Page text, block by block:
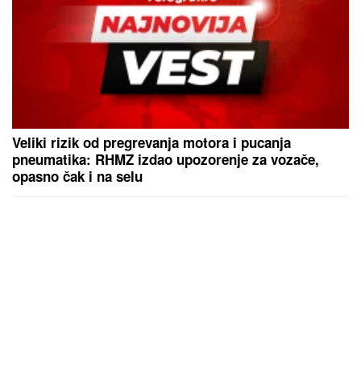
Veliki rizik od pregrevanja motora i pucanja
pneumatika: RHMZ izdao upozorenje za vozače,
opasno čak i na selu